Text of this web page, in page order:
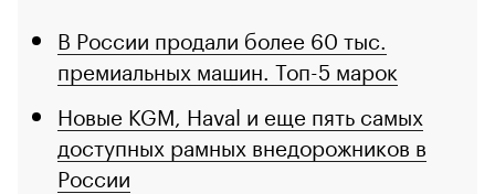
В России продали более 60 тыс.
премиальных машин. Топ-5 марок
Новые KGM, Haval и еще пять самых
доступных рамных внедорожников в
России